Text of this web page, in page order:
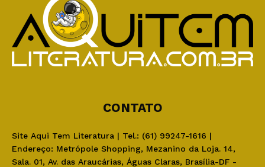
CONTATO
Site Aqui Tem Literatura | Tel.: (61) 99247-1616 |
Endereço: Metrópole Shopping, Mezanino da Loja. 14,
Sala. 01, Av. das Araucárias, Águas Claras, Brasília-DF -